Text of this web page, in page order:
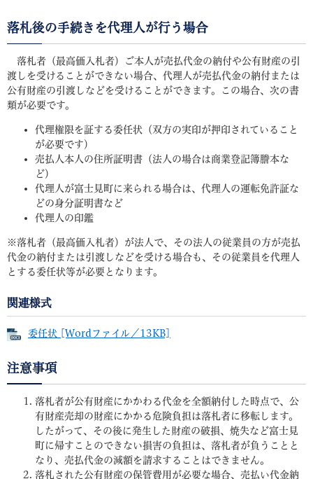
落札後の手続きを代理人が行う場合
落札者（最高価入札者）ご本人が売払代金の納付や公有財産の引
渡しを受けることができない場合、代理人が売払代金の納付または
公有財産の引渡しなどを受けることができます。この場合、次の書
類が必要です。
代理権限を証する委任状（双方の実印が押印されていること
が必要です）
売払人本人の住所証明書（法人の場合は商業登記簿謄本な
ど）
代理人が富士見町に来られる場合は、代理人の運転免許証な
どの身分証明書など
代理人の印鑑
※落札者（最高価入札者）が法人で、その法人の従業員の方が売払
代金の納付または引渡しなどを受ける場合も、その従業員を代理人
とする委任状等が必要となります。
関連様式
委任状 [Wordファイル／13KB]
注意事項
落札者が公有財産にかかわる代金を全額納付した時点で、公
有財産売却の財産にかかる危険負担は落札者に移転します。
したがって、その後に発生した財産の破損、焼失など富士見
町に帰すことのできない損害の負担は、落札者が負うことと
なり、売払代金の減額を請求することはできません。
落札された公有財産の保管費用が必要な場合、売払い代金納